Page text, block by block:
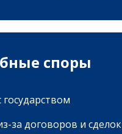
споры
за договоров и сделок